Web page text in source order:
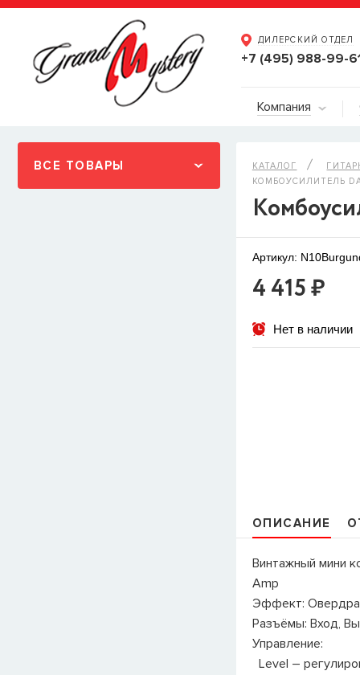
ДИЛЕРСКИЙ ОТДЕЛ
+7 (495) 988-99-
Компания
ВСЕ ТОВАРЫ КАТАЛОГ
КОМБОУСИЛИТЕЛЬ
Артикул:
4 415 ₽
Нет в наличии
ОПИСАНИЕ
Винтажный мини
Amp
Эффект:
Разъёмы: Вход,
Управление:
Level –